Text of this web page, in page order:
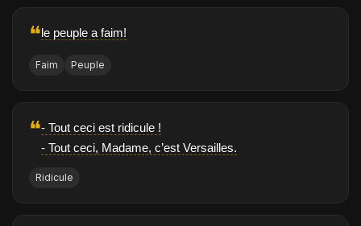
❝le peuple a faim!
Faim Peuple
❝- Tout ceci est ridicule !
- Tout ceci, Madame, c’est Versailles.
Ridicule